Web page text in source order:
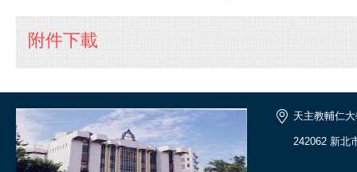
附件下載
天主教輔仁
242062 新北